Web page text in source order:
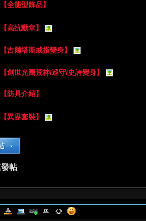
【全能型飾品】
【高抗勳章】
【吉爾塔斯戒指變身】
【創世光圈荒神/巡守/史詩變身】
【防具介紹】
【異界套裝】
帖